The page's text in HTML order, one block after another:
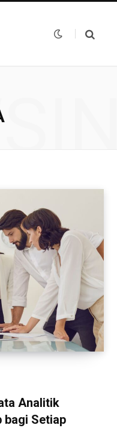
Analitik
bagi Setiap